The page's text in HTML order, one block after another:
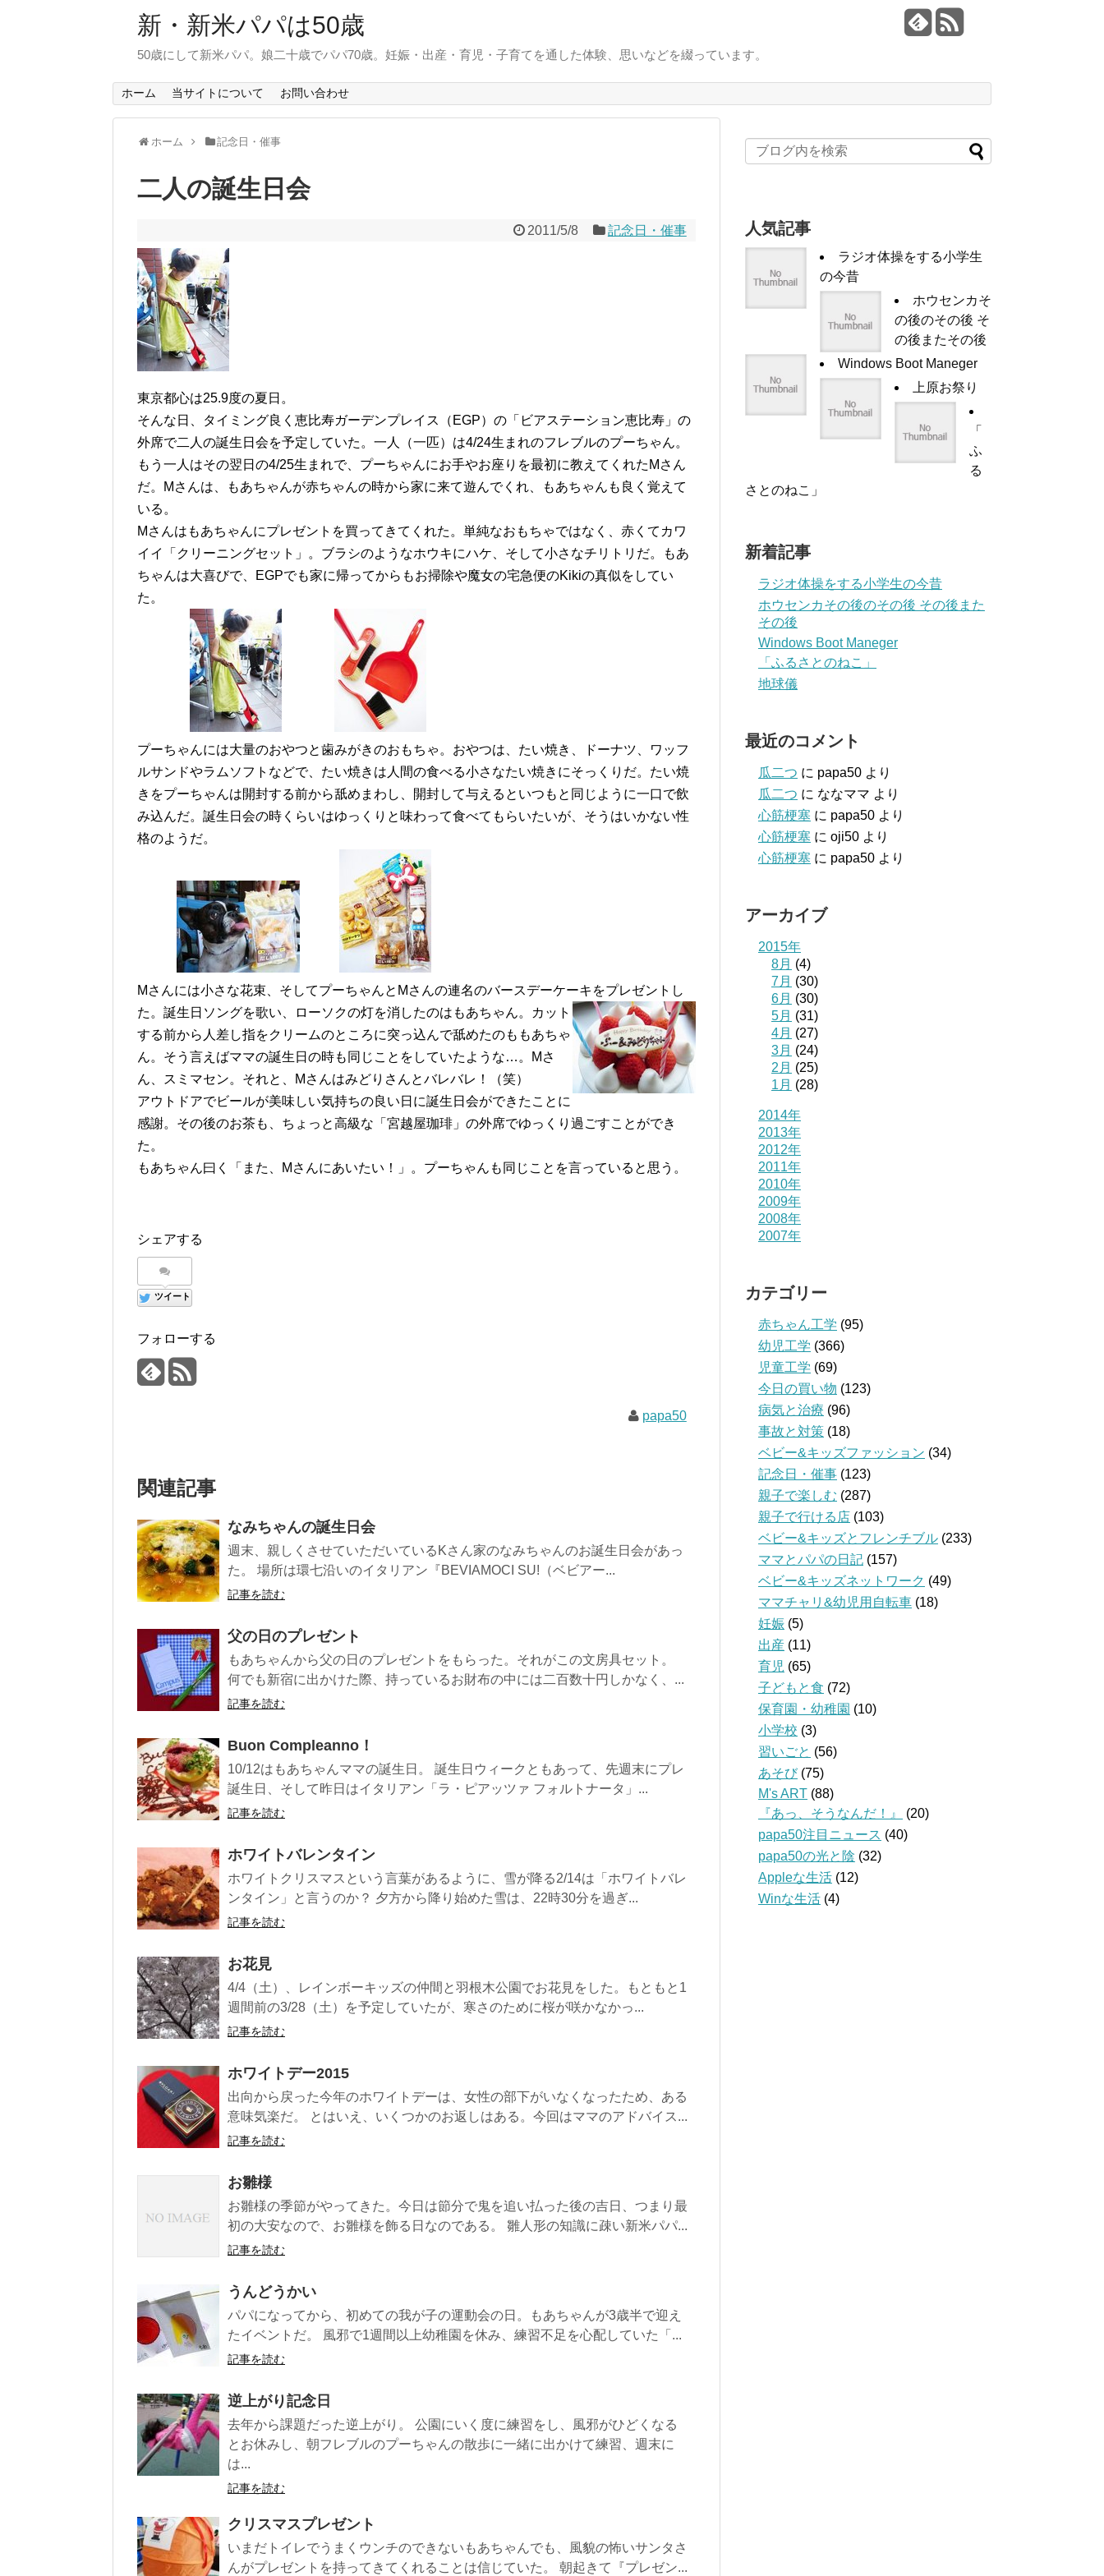
新・新米パパは50歳
50歳にして新米パパ。娘二十歳でパパ70歳。妊娠・出産・育児・子育てを通した体験、思いなどを綴っています。
ホーム 当サイトについて お問い合わせ
ホーム 記念日・催事
二人の誕生日会
2011/5/8 記念日・催事
東京都心は25.9度の夏日。
そんな日、タイミング良く恵比寿ガーデンプレイス（EGP）の「ビアステーション恵比寿」の
外席で二人の誕生日会を予定していた。一人（一匹）は4/24生まれのフレブルのプーちゃん。
もう一人はその翌日の4/25生まれで、プーちゃんにお手やお座りを最初に教えてくれたMさん
だ。Mさんは、もあちゃんが赤ちゃんの時から家に来て遊んでくれ、もあちゃんも良く覚えて
いる。
Mさんはもあちゃんにプレゼントを買ってきてくれた。単純なおもちゃではなく、赤くてカワ
イイ「クリーニングセット」。ブラシのようなホウキにハケ、そして小さなチリトリだ。もあ
ちゃんは大喜びで、EGPでも家に帰ってからもお掃除や魔女の宅急便のKikiの真似をしてい
た。
プーちゃんには大量のおやつと歯みがきのおもちゃ。おやつは、たい焼き、ドーナツ、ワッフ
ルサンドやラムソフトなどで、たい焼きは人間の食べる小さなたい焼きにそっくりだ。たい焼
きをプーちゃんは開封する前から舐めまわし、開封して与えるといつもと同じように一口で飲
み込んだ。誕生日会の時くらいはゆっくりと味わって食べてもらいたいが、そうはいかない性
格のようだ。
Mさんには小さな花束、そしてプーちゃんとMさんの連名のバースデーケーキをプレゼントし
た。 誕生日ソングを歌い、ローソクの灯を消したのはもあちゃん。カット
する前から人差し指をクリームのところに突っ込んで舐めたのももあちゃ
ん。そう言えばママの誕生日の時も同じことをしていたような…。Mさ
ん、スミマセン。それと、Mさんはみどりさんとバレバレ！（笑）
アウトドアでビールが美味しい気持ちの良い日に誕生日会ができたことに
感謝。その後のお茶も、ちょっと高級な「宮越屋珈琲」の外席でゆっくり過ごすことができ
た。
もあちゃん曰く「また、Mさんにあいたい！」。プーちゃんも同じことを言っていると思う。
シェアする
ツイート
フォローする
papa50
関連記事
なみちゃんの誕生日会
週末、親しくさせていただいているKさん家のなみちゃんのお誕生日会があっ
た。 場所は環七沿いのイタリアン『BEVIAMOCI SU!（ベビアー...
記事を読む
父の日のプレゼント
もあちゃんから父の日のプレゼントをもらった。それがこの文房具セット。
何でも新宿に出かけた際、持っているお財布の中には二百数十円しかなく、...
記事を読む
Buon Compleanno！
10/12はもあちゃんママの誕生日。 誕生日ウィークともあって、先週末にプレ
誕生日、そして昨日はイタリアン「ラ・ピアッツァ フォルトナータ」...
記事を読む
ホワイトバレンタイン
ホワイトクリスマスという言葉があるように、雪が降る2/14は「ホワイトバレ
ンタイン」と言うのか？ 夕方から降り始めた雪は、22時30分を過ぎ...
記事を読む
お花見
4/4（土）、レインボーキッズの仲間と羽根木公園でお花見をした。もともと1
週間前の3/28（土）を予定していたが、寒さのために桜が咲かなかっ...
記事を読む
ホワイトデー2015
出向から戻った今年のホワイトデーは、女性の部下がいなくなったため、ある
意味気楽だ。 とはいえ、いくつかのお返しはある。今回はママのアドバイス...
記事を読む
お雛様
お雛様の季節がやってきた。今日は節分で鬼を追い払った後の吉日、つまり最
初の大安なので、お雛様を飾る日なのである。 雛人形の知識に疎い新米パパ...
記事を読む
うんどうかい
パパになってから、初めての我が子の運動会の日。もあちゃんが3歳半で迎え
たイベントだ。 風邪で1週間以上幼稚園を休み、練習不足を心配していた「...
記事を読む
逆上がり記念日
去年から課題だった逆上がり。 公園にいく度に練習をし、風邪がひどくなる
とお休みし、朝フレブルのプーちゃんの散歩に一緒に出かけて練習、週末に
は...
記事を読む
クリスマスプレゼント
いまだトイレでうまくウンチのできないもあちゃんでも、風貌の怖いサンタさ
んがプレゼントを持ってきてくれることは信じていた。 朝起きて『プレゼン...
人気記事
ラジオ体操をする小学生
の今昔
ホウセンカそ
の後のその後 そ
の後またその後
Windows Boot Maneger
上原お祭り
「
ふ
る
さとのねこ」
新着記事
ラジオ体操をする小学生の今昔
ホウセンカその後のその後 その後また
その後
Windows Boot Maneger
「ふるさとのねこ」
地球儀
最近のコメント
瓜二つ に papa50 より
瓜二つ に ななママ より
心筋梗塞 に papa50 より
心筋梗塞 に oji50 より
心筋梗塞 に papa50 より
アーカイブ
2015年
8月 (4)
7月 (30)
6月 (30)
5月 (31)
4月 (27)
3月 (24)
2月 (25)
1月 (28)
2014年
2013年
2012年
2011年
2010年
2009年
2008年
2007年
カテゴリー
赤ちゃん工学 (95)
幼児工学 (366)
児童工学 (69)
今日の買い物 (123)
病気と治療 (96)
事故と対策 (18)
ベビー&キッズファッション (34)
記念日・催事 (123)
親子で楽しむ (287)
親子で行ける店 (103)
ベビー&キッズとフレンチブル (233)
ママとパパの日記 (157)
ベビー&キッズネットワーク (49)
ママチャリ&幼児用自転車 (18)
妊娠 (5)
出産 (11)
育児 (65)
子どもと食 (72)
保育園・幼稚園 (10)
小学校 (3)
習いごと (56)
あそび(75)
M's ART (88)
『あっ、そうなんだ！』
(20)
papa50注目ニュース (40)
papa50の光と陰 (32)
Appleな生活 (12)
Winな生活 (4)